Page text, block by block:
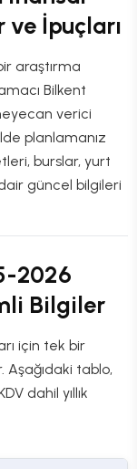
ve İpuçları
araştırma
Bilkent
verici
planlamanız
burslar, yurt
güncel bilgileri
2026
Bilgiler
için tek bir
tablo,
dahil yıllık